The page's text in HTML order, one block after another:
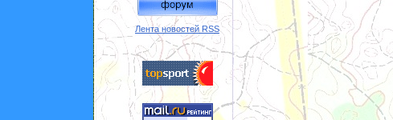
Лента новостей RSS